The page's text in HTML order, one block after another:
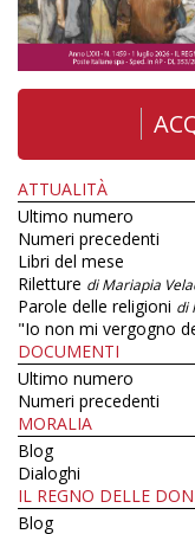
ATTUALITÀ
Ultimo numero
Numeri precedenti
Libri del mese
Riletture di Mariapia
Parole delle religioni di
"Io non mi vergogno
DOCUMENTI
Ultimo numero
Numeri precedenti
MORALIA
Blog
Dialoghi
IL REGNO DELLE
Blog